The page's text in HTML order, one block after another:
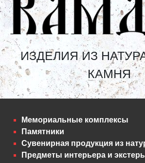
ИЗДЕЛИЯ ИЗ
КАМНЯ
Мемориальные комплексы
Памятники
Сувенирная продукция из
Предметы интерьера и